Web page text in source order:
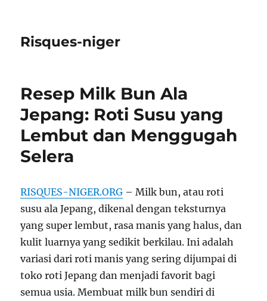
Risques-niger
Resep Milk Bun Ala
Jepang: Roti Susu yang
Lembut dan Menggugah
Selera
RISQUES-NIGER.ORG – Milk bun, atau roti
susu ala Jepang, dikenal dengan teksturnya
yang super lembut, rasa manis yang halus, dan
kulit luarnya yang sedikit berkilau. Ini adalah
variasi dari roti manis yang sering dijumpai di
toko roti Jepang dan menjadi favorit bagi
semua usia. Membuat milk bun sendiri di